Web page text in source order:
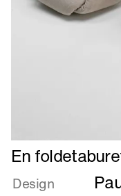
Læs
mere
om
En
Design